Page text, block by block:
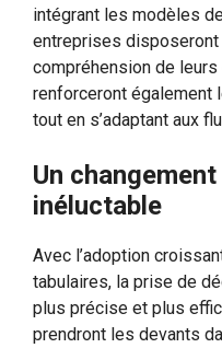
intégrant les modèles
entreprises disposeront
compréhension de
renforceront également
tout en s’adaptant aux
Un
inéluctable
Avec l’adoption
tabulaires, la prise de
plus précise et plus
prendront les devants